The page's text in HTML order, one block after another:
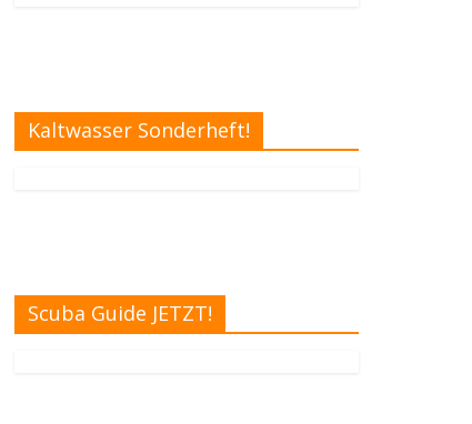
Kaltwasser Sonderheft!
Scuba Guide JETZT!